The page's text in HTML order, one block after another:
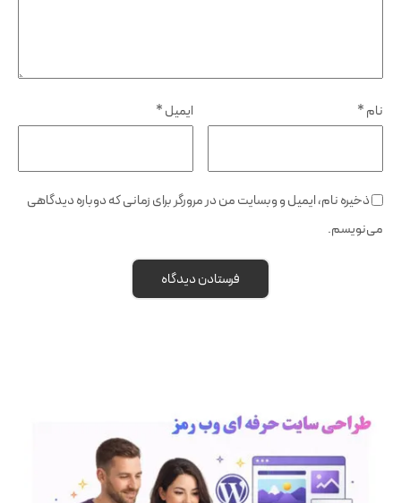
نام* ایمیل*
ذخیره نام، ایمیل و وبسایت من در مرورگر برای زمانی که دوباره دیدگاهی
می‌نویسم.